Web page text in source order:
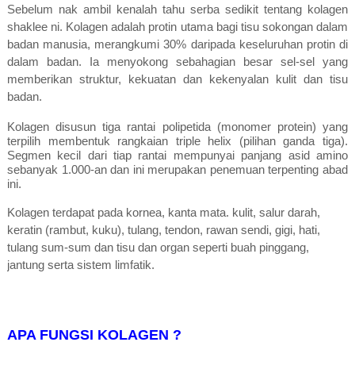
Sebelum nak ambil kenalah tahu serba sedikit tentang kolagen
shaklee ni. Kolagen adalah protin utama bagi tisu sokongan dalam
badan manusia, merangkumi 30% daripada keseluruhan protin di
dalam badan. Ia menyokong sebahagian besar sel-sel yang
memberikan struktur, kekuatan dan kekenyalan kulit dan tisu
badan.
Kolagen disusun tiga rantai polipetida (monomer protein) yang
terpilih membentuk rangkaian triple helix (pilihan ganda tiga).
Segmen kecil dari tiap rantai mempunyai panjang asid amino
sebanyak 1.000-an dan ini merupakan penemuan terpenting abad
ini.
Kolagen terdapat pada kornea, kanta mata. kulit, salur darah,
keratin (rambut, kuku), tulang, tendon, rawan sendi, gigi, hati,
tulang sum-sum dan tisu dan organ seperti buah pinggang,
jantung serta sistem limfatik.
APA FUNGSI KOLAGEN ?